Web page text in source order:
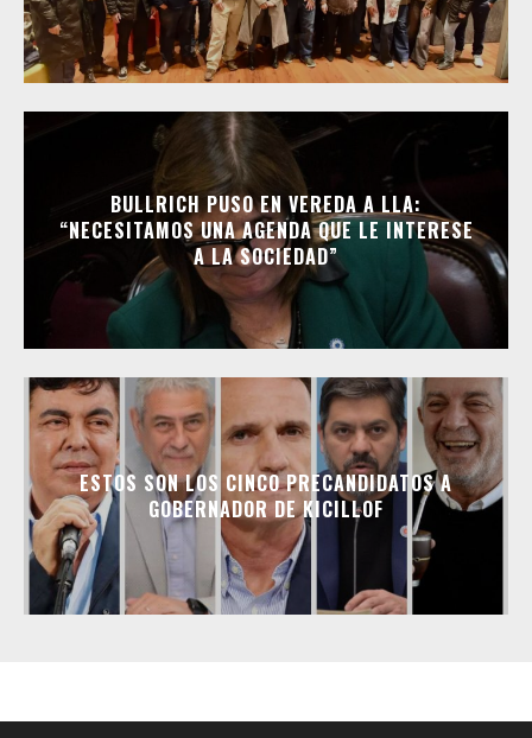
BULLRICH PUSO EN VEREDA A LLA:
“NECESITAMOS UNA AGENDA QUE LE INTERESE
A LA SOCIEDAD”
ESTOS SON LOS CINCO PRECANDIDATOS A
GOBERNADOR DE KICILLOF